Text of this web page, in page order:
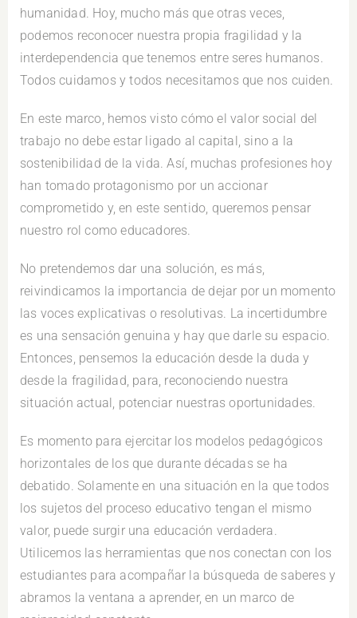
humanidad. Hoy, mucho más que otras veces,
podemos reconocer nuestra propia fragilidad y la
interdependencia que tenemos entre seres humanos.
Todos cuidamos y todos necesitamos que nos cuiden.
En este marco, hemos visto cómo el valor social del
trabajo no debe estar ligado al capital, sino a la
sostenibilidad de la vida. Así, muchas profesiones hoy
han tomado protagonismo por un accionar
comprometido y, en este sentido, queremos pensar
nuestro rol como educadores.
No pretendemos dar una solución, es más,
reivindicamos la importancia de dejar por un momento
las voces explicativas o resolutivas. La incertidumbre
es una sensación genuina y hay que darle su espacio.
Entonces, pensemos la educación desde la duda y
desde la fragilidad, para, reconociendo nuestra
situación actual, potenciar nuestras oportunidades.
Es momento para ejercitar los modelos pedagógicos
horizontales de los que durante décadas se ha
debatido. Solamente en una situación en la que todos
los sujetos del proceso educativo tengan el mismo
valor, puede surgir una educación verdadera.
Utilicemos las herramientas que nos conectan con los
estudiantes para acompañar la búsqueda de saberes y
abramos la ventana a aprender, en un marco de